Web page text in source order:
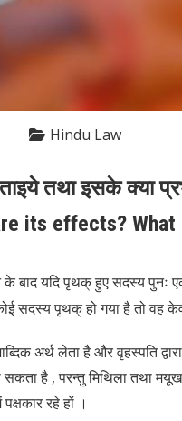
Hindu Law
तथा इसके क्या
its effects? What
के बाद यदि पृथक् हुए सदस्य पुनः
सदस्य पृथक् हो गया है तो वह
अर्थ लेता है और वृहस्पति
है , परन्तु मिथिला तथा मयूख
रहे हों ।